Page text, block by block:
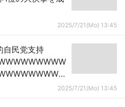
2025/7/21(Mo) 13:45
自民党支持
2025/7/21(Mo) 13:45